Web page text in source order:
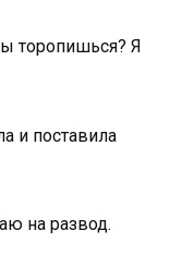
торопишься? Я
и поставила
на развод.